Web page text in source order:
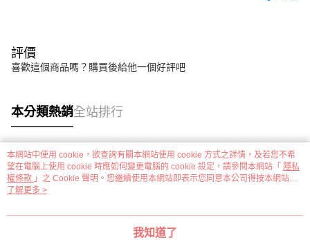
評價
喜歡這個商品嗎？購買後給他一個好評吧
本分類熱銷全站排行
熱門標籤
本網站中使用 cookie，欲查詢有關本網站使用 cookie 方式之詳情，及若您不希
望在電腦上使用 cookie 時應如何變更電腦的 cookie 設定，請參閱本網站「 隱私
權條款 」之 Cookie 聲明。您繼續使用本網站即表示您同意本公司得按本網站使
用條款之 Cookie 聲明使用 cookie。
了解更多 >
我知道了